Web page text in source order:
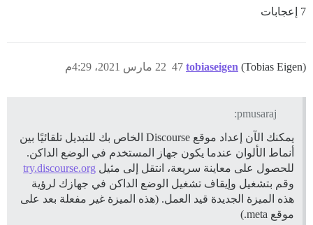
7 إعجابات
tobiaseigen (Tobias Eigen) 22 مارس 2021، 4:29م 47
pmusaraj:
يمكنك الآن إعداد موقع Discourse الخاص بك للتبديل تلقائيًا بين
أنماط الألوان عندما يكون جهاز المستخدم في الوضع الداكن.
للحصول على معاينة سريعة، انتقل إلى مثيل try.discourse.org
وقم بتشغيل وإيقاف تشغيل الوضع الداكن في جهازك لرؤية
هذه الميزة الجديدة قيد العمل. (هذه الميزة غير مفعلة بعد على
موقع meta.)